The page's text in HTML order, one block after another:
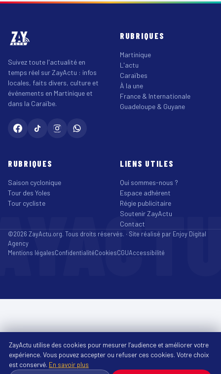
Suivez toute l'actualité en
temps réel sur ZayActu : infos
locales, faits divers, culture et
événements en Martinique et
dans la Caraïbe.
RUBRIQUES
Martinique
L'actu
Caraïbes
À la une
France & Internationale
Guadeloupe & Guyane
RUBRIQUES
Saison cyclonique
Tour des Yoles
Tour cycliste
LIENS UTILES
Qui sommes-nous ?
Espace adhérent
Régie publicitaire
Soutenir ZayActu
Contact
©2026 ZayActu.org. Tous droits réservés. · Site réalisé par Enjoy Digital
Agency
Mentions légalesConfidentialitéCookiesCGUAccessibilité
ZayActu utilise des cookies pour mesurer l’audience et améliorer votre
expérience. Vous pouvez accepter ou refuser ces cookies. Votre choix
est conservé. En savoir plus